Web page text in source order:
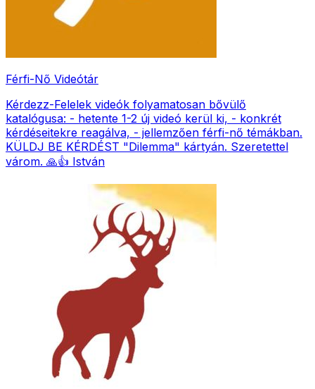
Férfi-Nő Videótár
Kérdezz-Felelek videók folyamatosan bővülő
katalógusa: - hetente 1-2 új videó kerül ki, - konkrét
kérdéseitekre reagálva, - jellemzően férfi-nő témákban.
KÜLDJ BE KÉRDÉST "Dilemma" kártyán. Szeretettel
várom. 🙏👍 István